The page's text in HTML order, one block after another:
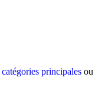
catégories principales ou